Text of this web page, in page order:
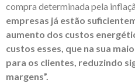
compra determinada pela
empresas já estão
aumento dos custos
custos esses, que na sua
para os clientes, reduzindo
margens”.